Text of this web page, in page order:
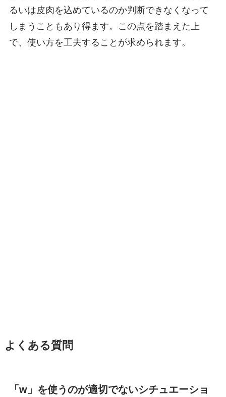
るいは皮肉を込めているのか判断できなくなって
しまうこともあり得ます。この点を踏まえた上
で、使い方を工夫することが求められます。
よくある質問
「w」を使うのが適切でないシチュエーショ